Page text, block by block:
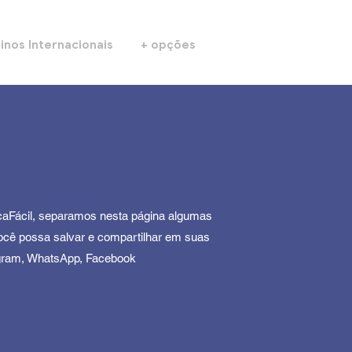
Internacionais + opções
separamos nesta página algumas
possa salvar e compartilhar em suas
WhatsApp, Facebook